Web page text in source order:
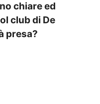
chiare ed
club di De
presa?